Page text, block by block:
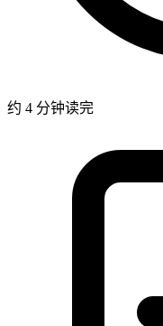
约 4 分钟读完